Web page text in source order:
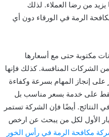
يزيد من رضا العملاء. لذلك
الرمة في الورقاء دون أي
مكتوبة حتى مع أسعارها
الشركات المنافسة. كذلك فإنها
إنجاز المهام بسرعة وكفاءة
على خدمة بسعر مناسب بل
النتائج. أيضًا فإن الشركة تستمر
الأول لكل من يبحث عن ارخص
مكافحة الرمة في رأس الخور